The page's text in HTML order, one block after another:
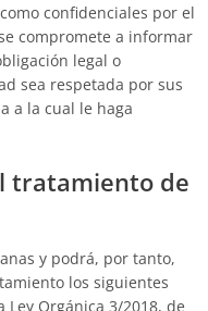
confidenciales por el
compromete a informar
legal o
sea respetada por sus
a la cual le haga
tratamiento de
y podrá, por tanto,
los siguientes
Ley Orgánica 3/2018, de